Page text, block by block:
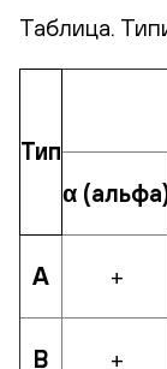
Таблица.
Тип
α
А +
В +